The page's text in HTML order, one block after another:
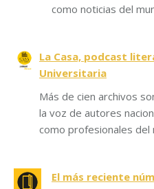
como noticias del
La Casa, podcast
Universitaria
Más de cien archivos
la voz de autores
como profesionales del
El más reciente